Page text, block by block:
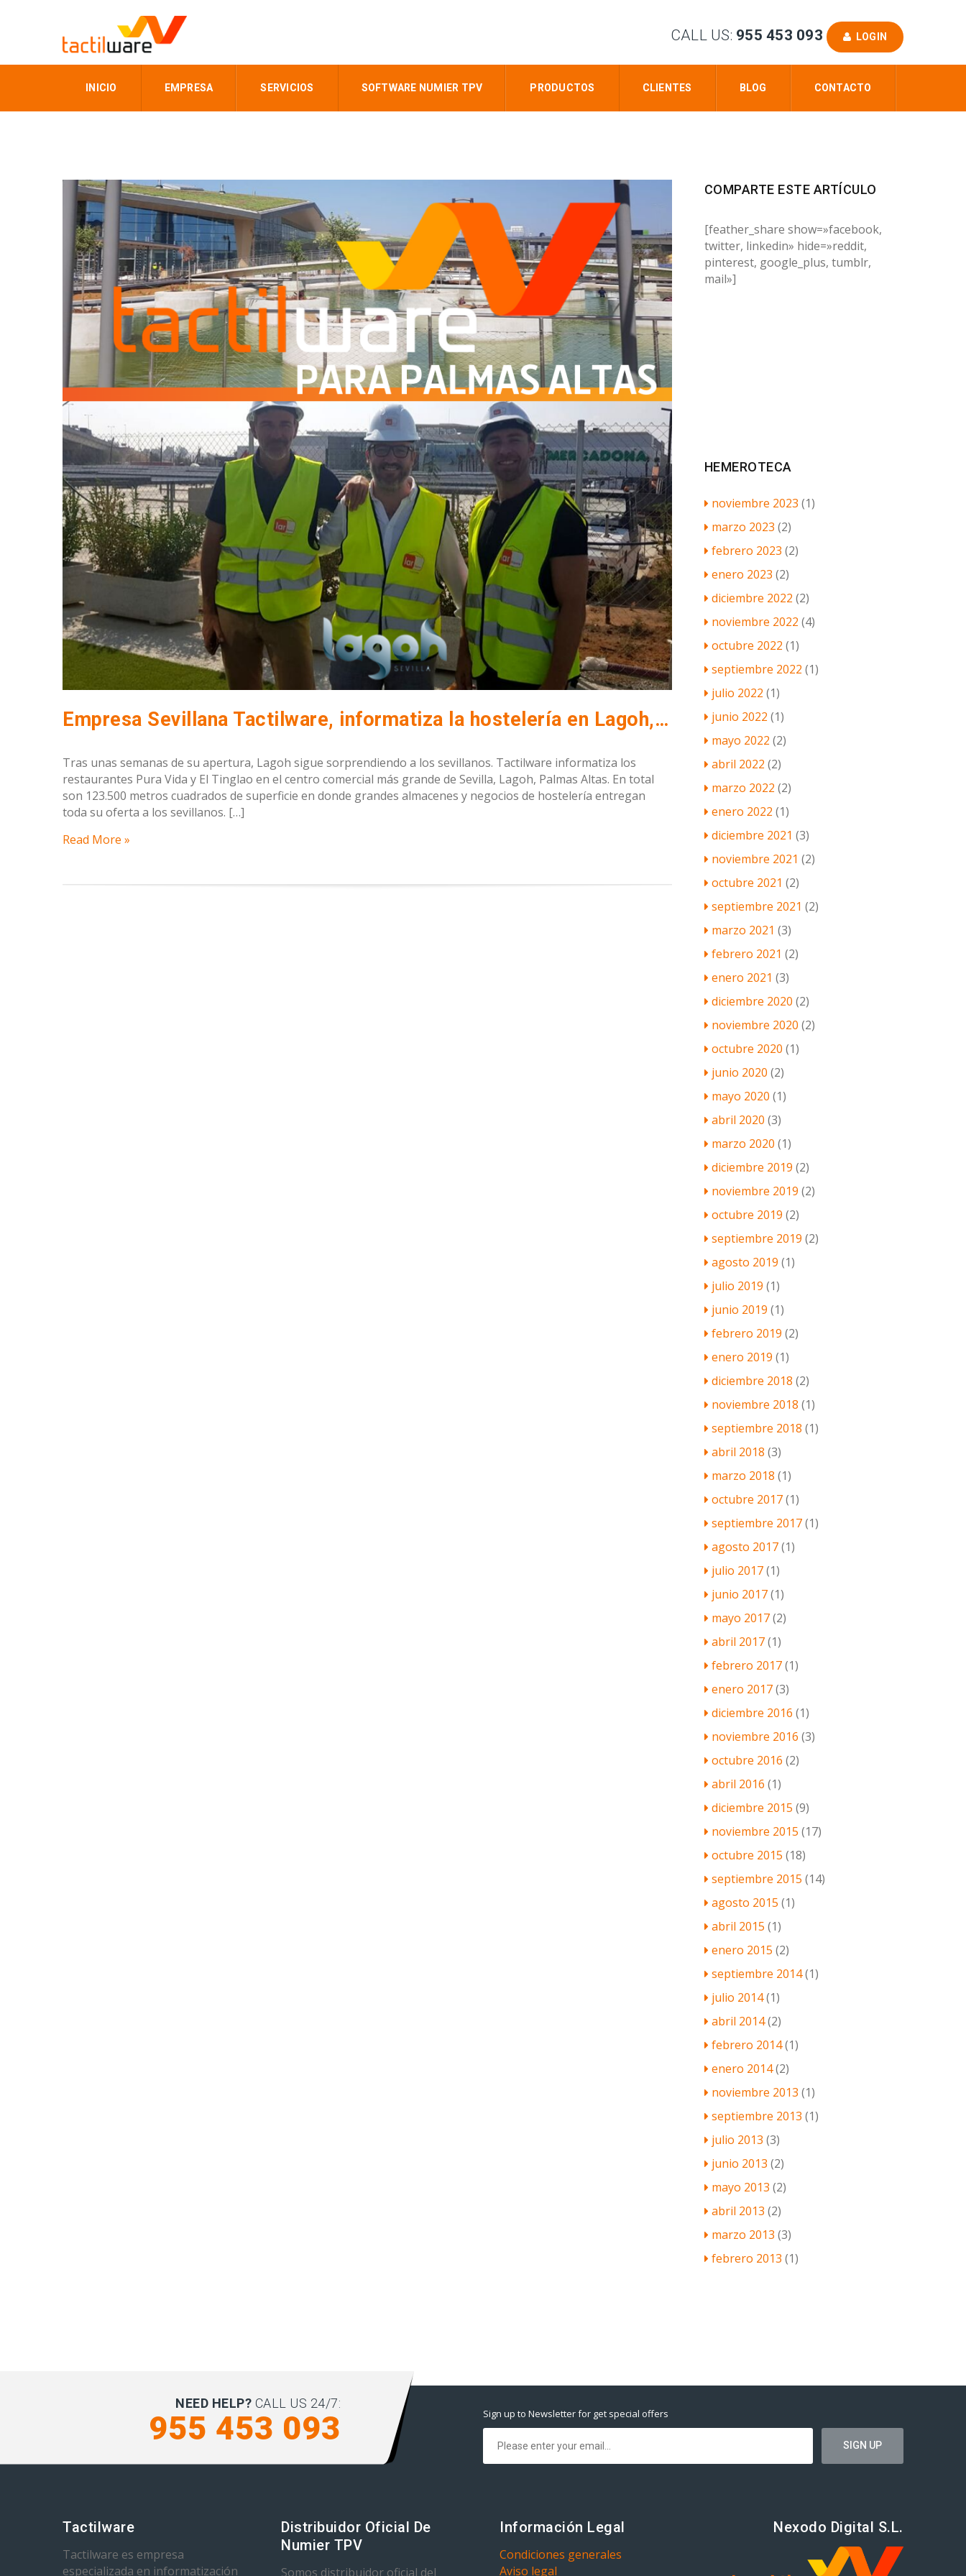
CALL US: 955 453 093 LOGIN
INICIO EMPRESA SERVICIOS SOFTWARE NUMIER TPV PRODUCTOS CLIENTES BLOG CONTACTO
Empresa Sevillana Tactilware, informatiza la hostelería en Lagoh, Palmas Altas.
Tras unas semanas de su apertura, Lagoh sigue sorprendiendo a los sevillanos. Tactilware informatiza los
restaurantes Pura Vida y El Tinglao en el centro comercial más grande de Sevilla, Lagoh, Palmas Altas. En total
son 123.500 metros cuadrados de superficie en donde grandes almacenes y negocios de hostelería entregan
toda su oferta a los sevillanos. […]
Read More »
COMPARTE ESTE ARTÍCULO
[feather_share show=»facebook,
twitter, linkedin» hide=»reddit,
pinterest, google_plus, tumblr,
mail»]
HEMEROTECA
noviembre 2023 (1)
marzo 2023 (2)
febrero 2023 (2)
enero 2023 (2)
diciembre 2022 (2)
noviembre 2022 (4)
octubre 2022 (1)
septiembre 2022 (1)
julio 2022 (1)
junio 2022 (1)
mayo 2022 (2)
abril 2022 (2)
marzo 2022 (2)
enero 2022 (1)
diciembre 2021 (3)
noviembre 2021 (2)
octubre 2021 (2)
septiembre 2021 (2)
marzo 2021 (3)
febrero 2021 (2)
enero 2021 (3)
diciembre 2020 (2)
noviembre 2020 (2)
octubre 2020 (1)
junio 2020 (2)
mayo 2020 (1)
abril 2020 (3)
marzo 2020 (1)
diciembre 2019 (2)
noviembre 2019 (2)
octubre 2019 (2)
septiembre 2019 (2)
agosto 2019 (1)
julio 2019 (1)
junio 2019 (1)
febrero 2019 (2)
enero 2019 (1)
diciembre 2018 (2)
noviembre 2018 (1)
septiembre 2018 (1)
abril 2018 (3)
marzo 2018 (1)
octubre 2017(1)
septiembre 2017(1)
agosto 2017(1)
julio 2017(1)
junio 2017(1)
mayo 2017(2)
abril 2017(1)
febrero 2017(1)
enero 2017(3)
diciembre 2016 (1)
noviembre 2016 (3)
octubre 2016 (2)
abril 2016 (1)
diciembre 2015 (9)
noviembre 2015 (17)
octubre 2015 (18)
septiembre 2015 (14)
agosto 2015 (1)
abril 2015 (1)
enero 2015 (2)
septiembre 2014(1)
julio 2014(1)
abril 2014(2)
febrero 2014(1)
enero 2014(2)
noviembre 2013 (1)
septiembre 2013 (1)
julio 2013 (3)
junio 2013 (2)
mayo 2013 (2)
abril 2013 (2)
marzo 2013 (3)
febrero 2013 (1)
NEED HELP? CALL US 24/7:
955 453 093 Sign up to Newsletter for get special offers
Tactilware
Tactilware es empresa
especializada en informatización
Distribuidor Oficial De
Numier TPV
Somos distribuidor oficial del
Información Legal
Condiciones generales
Aviso legal
Nexodo Digital S.L.